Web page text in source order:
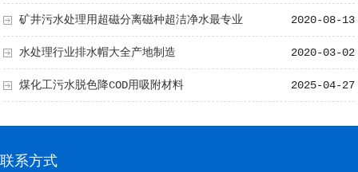
2020-08-13
矿井污水处理用超磁分离磁种超洁净水最专业
2020-03-02
水处理行业排水帽大全产地制造
2025-04-27
煤化工污水脱色降COD用吸附材料
联系方式